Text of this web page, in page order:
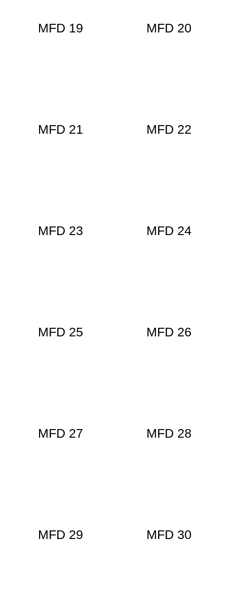
MFD 19 MFD 20
MFD 21 MFD 22
MFD 23 MFD 24
MFD 25 MFD 26
MFD 27 MFD 28
MFD 29 MFD 30